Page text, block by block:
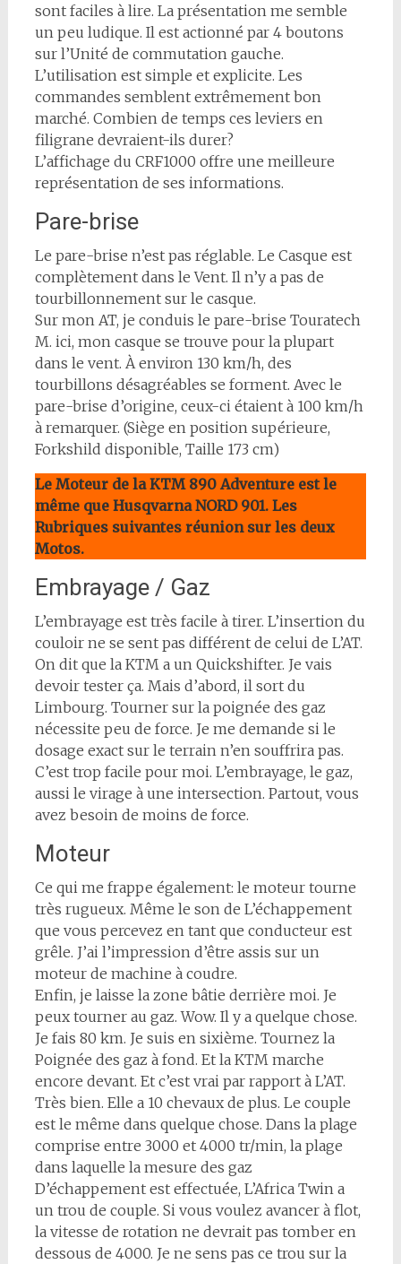
sont faciles à lire. La présentation me semble
un peu ludique. Il est actionné par 4 boutons
sur l’Unité de commutation gauche.
L’utilisation est simple et explicite. Les
commandes semblent extrêmement bon
marché. Combien de temps ces leviers en
filigrane devraient-ils durer?
L’affichage du CRF1000 offre une meilleure
représentation de ses informations.
Pare-brise
Le pare-brise n’est pas réglable. Le Casque est
complètement dans le Vent. Il n’y a pas de
tourbillonnement sur le casque.
Sur mon AT, je conduis le pare-brise Touratech
M. ici, mon casque se trouve pour la plupart
dans le vent. À environ 130 km/h, des
tourbillons désagréables se forment. Avec le
pare-brise d’origine, ceux-ci étaient à 100 km/h
à remarquer. (Siège en position supérieure,
Forkshild disponible, Taille 173 cm)
Le Moteur de la KTM 890 Adventure est le
même que Husqvarna NORD 901. Les
Rubriques suivantes réunion sur les deux
Motos.
Embrayage / Gaz
L’embrayage est très facile à tirer. L’insertion du
couloir ne se sent pas différent de celui de L’AT.
On dit que la KTM a un Quickshifter. Je vais
devoir tester ça. Mais d’abord, il sort du
Limbourg. Tourner sur la poignée des gaz
nécessite peu de force. Je me demande si le
dosage exact sur le terrain n’en souffrira pas.
C’est trop facile pour moi. L’embrayage, le gaz,
aussi le virage à une intersection. Partout, vous
avez besoin de moins de force.
Moteur
Ce qui me frappe également: le moteur tourne
très rugueux. Même le son de L’échappement
que vous percevez en tant que conducteur est
grêle. J’ai l’impression d’être assis sur un
moteur de machine à coudre.
Enfin, je laisse la zone bâtie derrière moi. Je
peux tourner au gaz. Wow. Il y a quelque chose.
Je fais 80 km. Je suis en sixième. Tournez la
Poignée des gaz à fond. Et la KTM marche
encore devant. Et c’est vrai par rapport à L’AT.
Très bien. Elle a 10 chevaux de plus. Le couple
est le même dans quelque chose. Dans la plage
comprise entre 3000 et 4000 tr/min, la plage
dans laquelle la mesure des gaz
D’échappement est effectuée, L’Africa Twin a
un trou de couple. Si vous voulez avancer à flot,
la vitesse de rotation ne devrait pas tomber en
dessous de 4000. Je ne sens pas ce trou sur la